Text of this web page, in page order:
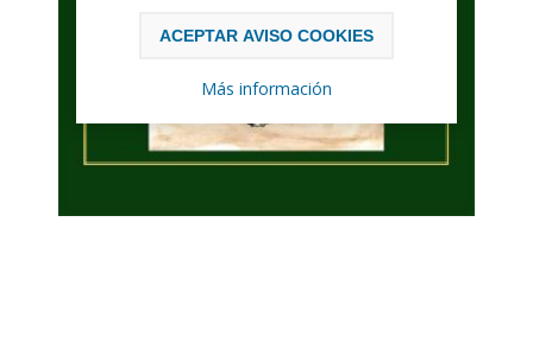
ACEPTAR AVISO COOKIES
Más información